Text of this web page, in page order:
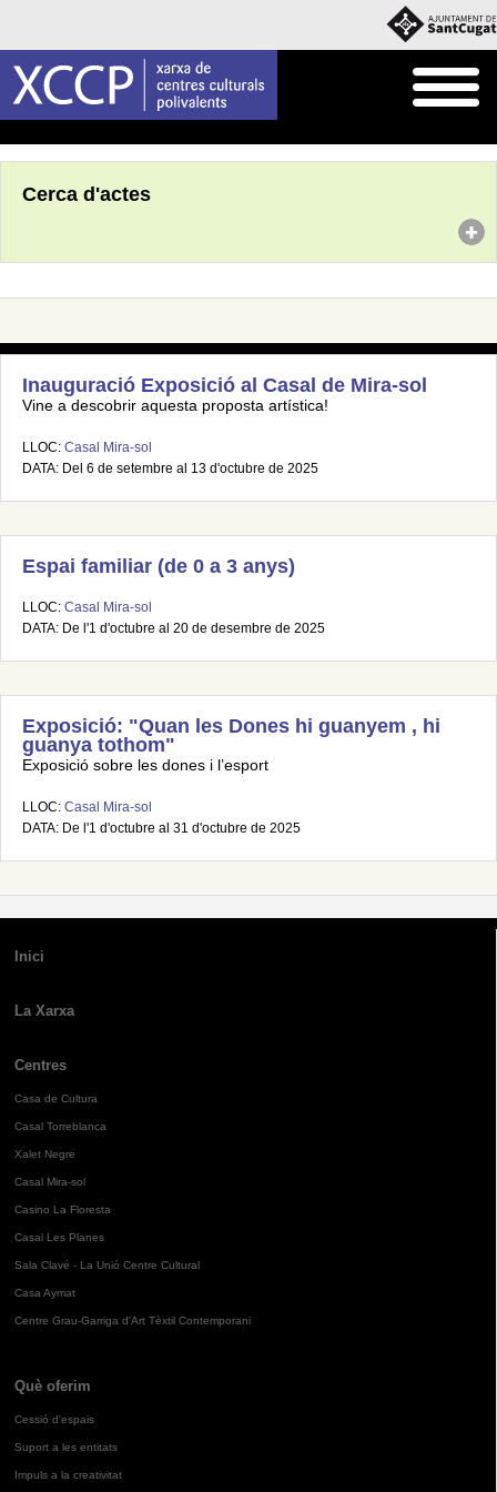
Cerca d'actes
Inauguració Exposició al Casal de Mira-sol
Vine a descobrir aquesta proposta artística!
LLOC: Casal Mira-sol
DATA: Del 6 de setembre al 13 d'octubre de 2025
Espai familiar (de 0 a 3 anys)
LLOC: Casal Mira-sol
DATA: De l'1 d'octubre al 20 de desembre de 2025
Exposició: "Quan les Dones hi guanyem , hi
guanya tothom"
Exposició sobre les dones i l’esport
LLOC: Casal Mira-sol
DATA: De l'1 d'octubre al 31 d'octubre de 2025
Inici
La Xarxa
Centres
Casa de Cultura
Casal Torreblanca
Xalet Negre
Casal Mira-sol
Casino La Floresta
Casal Les Planes
Sala Clavé - La Unió Centre Cultural
Casa Aymat
Centre Grau-Garriga d'Art Tèxtil Contemporani
Què oferim
Cessió d'espais
Suport a les entitats
Impuls a la creativitat